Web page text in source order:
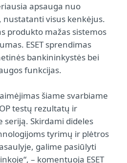
apsauga nuo
nustatanti visus kenkėjus.
produkto mažas sistemos
ESET sprendimas
bankininkystės bei
funkcijas.
šiame svarbiame
testų rezultatų ir
seriją. Skirdami dideles
tyrimų ir plėtros
galime pasiūlyti
– komentuoja ESET